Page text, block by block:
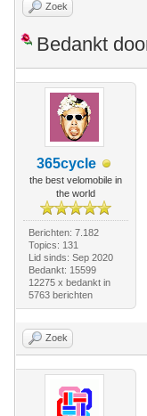
Zoek
Bedankt
365cycle
the best velomobile in
the world
Berichten: 7.182
Topics: 131
Lid sinds: Sep 2020
Bedankt: 15599
12275 x bedankt in
5763 berichten
Zoek